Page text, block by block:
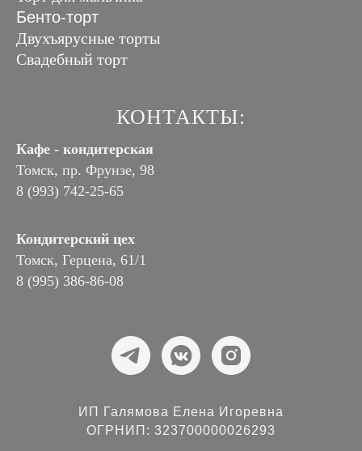
Бенто-торт
Двухъярусные торты
Свадебный торт
КОНТАКТЫ:
Кафе - кондитерская
Томск, пр. Фрунзе, 98
8 (993) 742-25-65
Кондитерский цех
Томск, Герцена, 61/1
8 (995) 386-86-08
ИП Галямова Елена Игоревна
ОГРНИП: 323700000026293